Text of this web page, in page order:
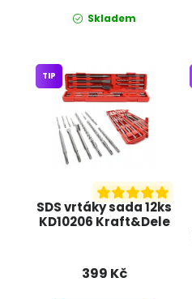
Skladem
SDS vrtáky sada 12ks
KD10206 Kraft&Dele
TIP
399 Kč